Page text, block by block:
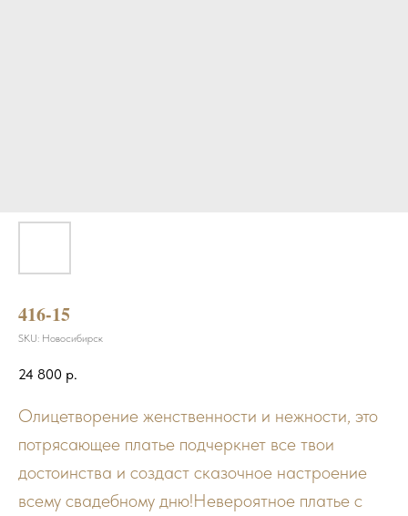
416-15
SKU: Новосибирск
24 800 р.
Олицетворение женственности и нежности, это
потрясающее платье подчеркнет все твои
достоинства и создаст сказочное настроение
всему свадебному дню!Невероятное платье с